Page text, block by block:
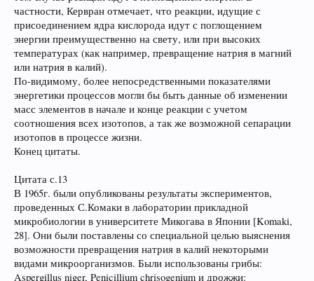
частности, Кервран отмечает, что реакции, идущие с
присоединением ядра кислорода идут с поглощением
энергии преимущественно на свету, или при высоких
температурах (как например, превращение натрия в магний
или натрия в калий).
По-видимому, более непосредственными показателями
энергетики процессов могли бы быть данные об изменении
масс элементов в начале и конце реакции с учетом
соотношения всех изотопов, а так же возможной сепарации
изотопов в процессе жизни.
Конец цитаты.
Цитата с.13
В 1965г. были опубликованы результаты экспериментов,
проведенных С.Комаки в лаборатории прикладной
микробиологии в университете Микогава в Японии [Komaki,
28]. Они были поставлены со специальной целью выяснения
возможности превращения натрия в калий некоторыми
видами микроорганизмов. Были использованы грибы:
Aspergillus niger, Penicillium chrisogenium и дрожжи: